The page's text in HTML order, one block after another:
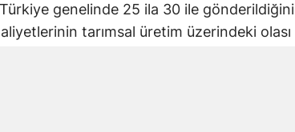
genelinde 25 ila 30 ile gönderildiğini
tarımsal üretim üzerindeki olası